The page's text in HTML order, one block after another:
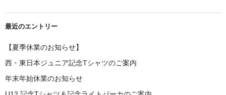
最近のエントリー
【夏季休業のお知らせ】
西・東日本ジュニア記念Tシャツのご案内
年末年始休業のお知らせ